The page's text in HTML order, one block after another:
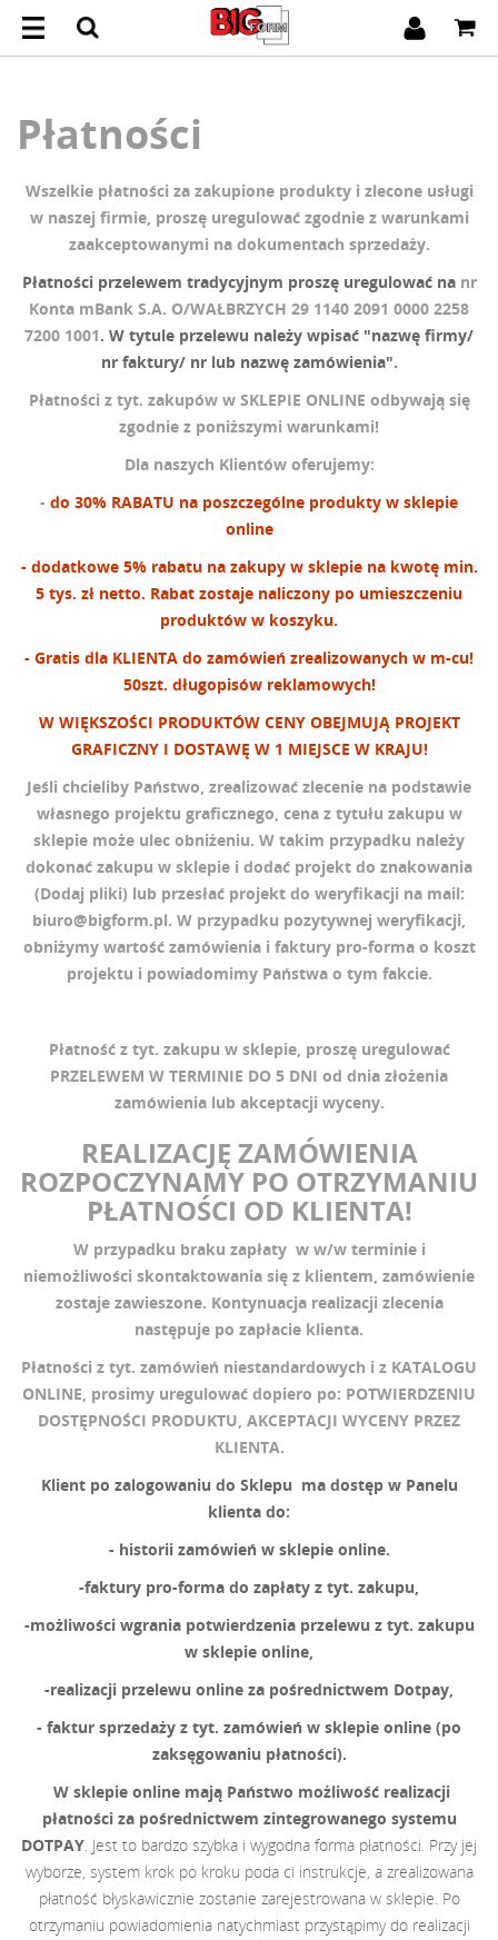
Płatności
Wszelkie płatności za zakupione produkty i zlecone usługi
w naszej firmie, proszę uregulować zgodnie z warunkami
zaakceptowanymi na dokumentach sprzedaży.
Płatności przelewem tradycyjnym proszę uregulować na nr
Konta mBank S.A. O/WAŁBRZYCH 29 1140 2091 0000 2258
7200 1001. W tytule przelewu należy wpisać "nazwę firmy/
nr faktury/ nr lub nazwę zamówienia".
Płatności z tyt. zakupów w SKLEPIE ONLINE odbywają się
zgodnie z poniższymi warunkami!
Dla naszych Klientów oferujemy:
- do 30% RABATU na poszczególne produkty w sklepie
online
- dodatkowe 5% rabatu na zakupy w sklepie na kwotę min.
5 tys. zł netto. Rabat zostaje naliczony po umieszczeniu
produktów w koszyku.
- Gratis dla KLIENTA do zamówień zrealizowanych w m-cu!
50szt. długopisów reklamowych!
W WIĘKSZOŚCI PRODUKTÓW CENY OBEJMUJĄ PROJEKT
GRAFICZNY I DOSTAWĘ W 1 MIEJSCE W KRAJU!
Jeśli chcieliby Państwo, zrealizować zlecenie na podstawie
własnego projektu graficznego, cena z tytułu zakupu w
sklepie może ulec obniżeniu. W takim przypadku należy
dokonać zakupu w sklepie i dodać projekt do znakowania
(Dodaj pliki) lub przesłać projekt do weryfikacji na mail:
biuro@bigform.pl. W przypadku pozytywnej weryfikacji,
obniżymy wartość zamówienia i faktury pro-forma o koszt
projektu i powiadomimy Państwa o tym fakcie.
Płatność z tyt. zakupu w sklepie, proszę uregulować
PRZELEWEM W TERMINIE DO 5 DNI od dnia złożenia
zamówienia lub akceptacji wyceny.
REALIZACJĘ ZAMÓWIENIA
ROZPOCZYNAMY PO OTRZYMANIU
PŁATNOŚCI OD KLIENTA!
W przypadku braku zapłaty w w/w terminie i
niemożliwości skontaktowania się z klientem, zamówienie
zostaje zawieszone. Kontynuacja realizacji zlecenia
następuje po zapłacie klienta.
Płatności z tyt. zamówień niestandardowych i z KATALOGU
ONLINE, prosimy uregulować dopiero po: POTWIERDZENIU
DOSTĘPNOŚCI PRODUKTU, AKCEPTACJI WYCENY PRZEZ
KLIENTA.
Klient po zalogowaniu do Sklepu ma dostęp w Panelu
klienta do:
- historii zamówień w sklepie online.
-faktury pro-forma do zapłaty z tyt. zakupu,
-możliwości wgrania potwierdzenia przelewu z tyt. zakupu
w sklepie online,
-realizacji przelewu online za pośrednictwem Dotpay,
- faktur sprzedaży z tyt. zamówień w sklepie online (po
zaksęgowaniu płatności).
W sklepie online mają Państwo możliwość realizacji
płatności za pośrednictwem zintegrowanego systemu
DOTPAY. Jest to bardzo szybka i wygodna forma płatności. Przy jej
wyborze, system krok po kroku poda ci instrukcje, a zrealizowana
płatność błyskawicznie zostanie zarejestrowana w sklepie. Po
otrzymaniu powiadomienia natychmiast przystąpimy do realizacji